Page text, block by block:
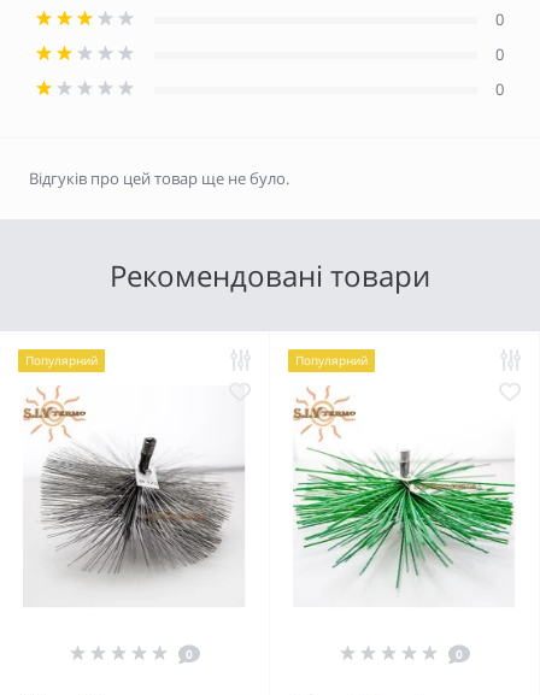
0
0
0
Відгуків про цей товар ще не було.
Рекомендовані товари
Популярний
0
Популярний
0